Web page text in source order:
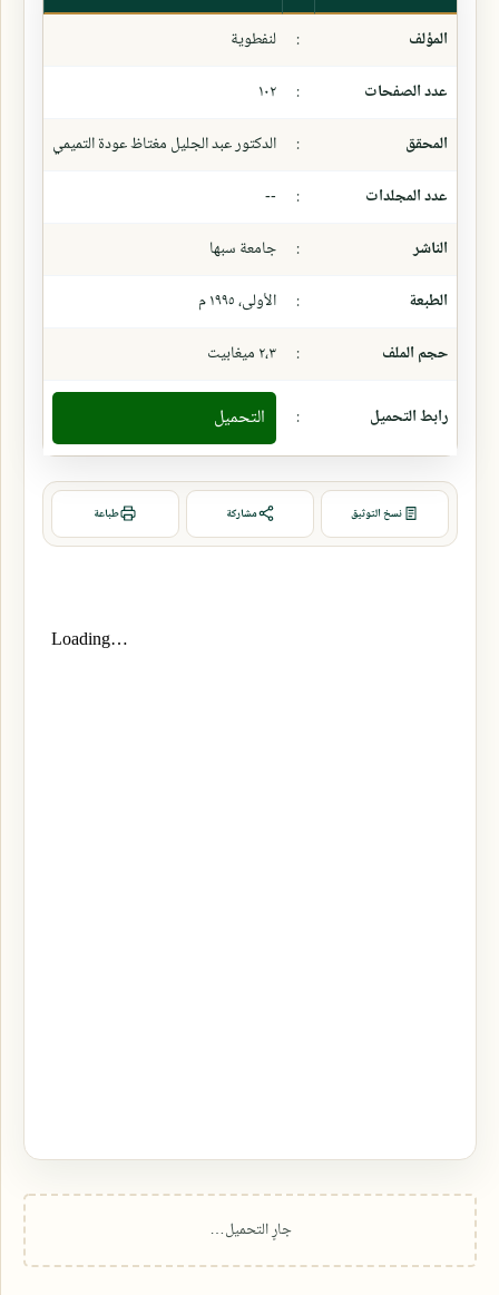
المؤلف
:
لنفطوية
عدد الصفحات
:
١٠٢
المحقق
:
الدكتور عبد الجليل مغتاظ عودة التميمي
عدد المجلدات
:
--
الناشر
:
جامعة سبها
الطبعة
:
الأولى، ١٩٩٥ م
حجم الملف
: ٢،٣ ميغابيت
رابط التحميل : التحميل
نسخ التوثيق مشاركة طباعة